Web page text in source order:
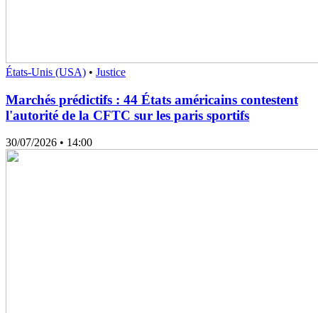
États-Unis (USA) • Justice
Marchés prédictifs : 44 États américains contestent
l'autorité de la CFTC sur les paris sportifs
30/07/2026 • 14:00